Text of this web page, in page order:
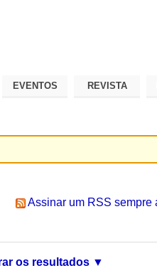
EVENTOS REVISTA
Assinar um RSS sempre
os resultados